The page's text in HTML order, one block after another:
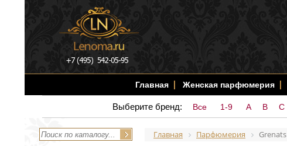
Главная Женская парфюмерия
Выберите бренд: Все 1-9 A B C
Главная Парфюмерия Grenats